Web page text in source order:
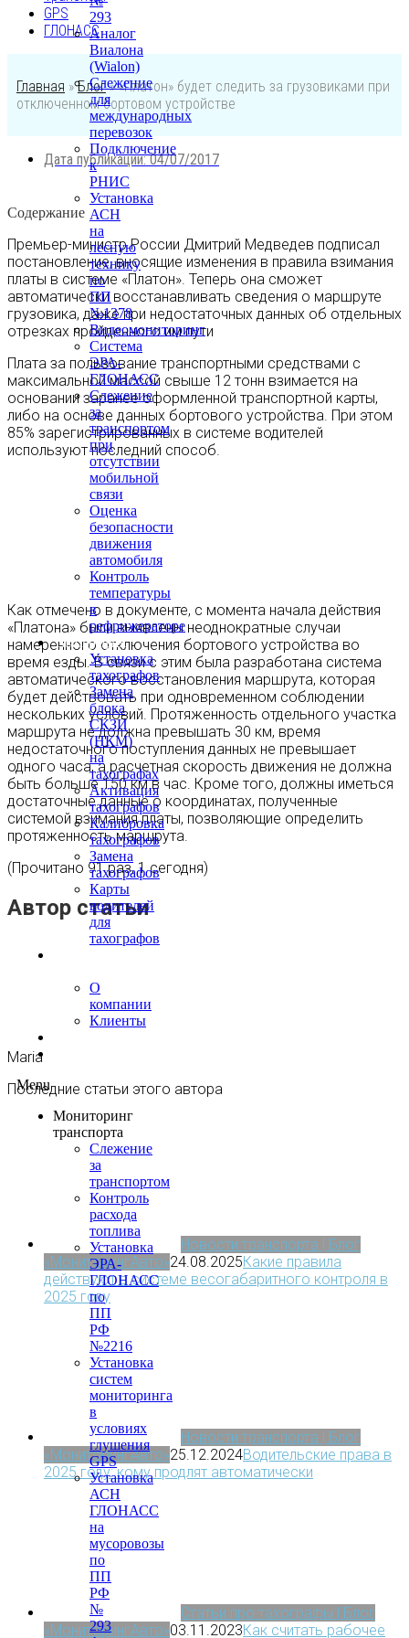
293
Аналог
Виалона
(Wialon)
Слежение
для
международных
перевозок
Подключение
к
РНИС
Установка
АСН
на
лесную
технику
по
ПП
№1378
Видеомониторинг
Система
ЭРА-
ГЛОНАСС
Слежение
за
транспортом
при
отсутствии
мобильной
связи
Оценка
безопасности
движения
автомобиля
Контроль
температуры
в
рефрижераторе
Тахография
Установка
тахографов
Замена
блока
СКЗИ
(НКМ)
на
тахографах
Активация
тахографов
Калибровка
тахографов
Замена
тахографов
Карты
водителей
для
тахографов
О
компании
Клиенты
Menu
Мониторинг
транспорта
Слежение
за
транспортом
Контроль
расхода
топлива
Установка
ЭРА-
ГЛОНАСС
по
ПП
РФ
№2216
Установка
систем
мониторинга
в
условиях
глушения
GPS
Установка
АСН
ГЛОНАСС
на
мусоровозы
по
ПП
РФ
№
293
GPS
ГЛОНАСС
Главная »Блог»«Платон» будет следить за грузовиками при
отключенном бортовом устройстве
Дата публикации:04/07/2017
Содержание
Премьер-министр России Дмитрий Медведев подписал
постановление, вносящие изменения в правила взимания
платы в системе «Платон». Теперь она сможет
автоматически восстанавливать сведения о маршруте
грузовика, даже при недостаточных данных об отдельных
отрезках пройденного им пути
Плата за пользование транспортными средствами с
максимальной массой свыше 12 тонн взимается на
основании заранее оформленной транспортной карты,
либо на основе данных бортового устройства. При этом
85% зарегистрированных в системе водителей
используют последний способ.
Как отмечено в документе, с момента начала действия
«Платона» были выявлены неоднократные случаи
намеренного отключения бортового устройства во
время езды. В связи с этим была разработана система
автоматического восстановления маршрута, которая
будет действовать при одновременном соблюдении
нескольких условий. Протяженность отдельного участка
маршрута не должна превышать 30 км, время
недостаточного поступления данных не превышает
одного часа, а расчетная скорость движения не должна
быть больше 150 км в час. Кроме того, должны иметься
достаточные данные о координатах, полученные
системой взимания платы, позволяющие определить
протяженность маршрута.
(Прочитано 91 раз, 1 сегодня)
Автор статьи
Maria
Последние статьи этого автора
Новости транспорта | Блог
«МониторингАвто»24.08.2025Какие правила
действуют в системе весогабаритного контроля в
2025 году
Новости транспорта | Блог
«МониторингАвто»25.12.2024Водительские права в
2025 году: кому продлят автоматически
Статьи про тахографы | Блог
«МониторингАвто»03.11.2023Как считать рабочее